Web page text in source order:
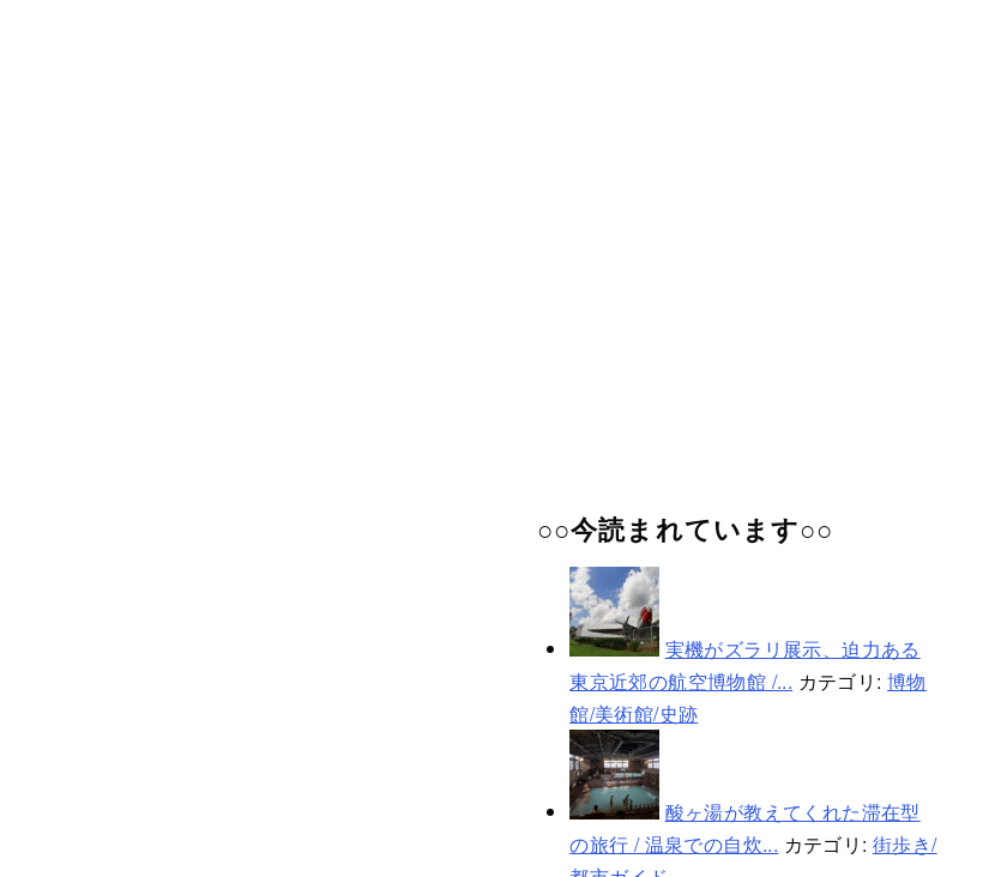
○○今読まれています○○
実機がズラリ展示、迫力ある
東京近郊の航空博物館 /... カテゴリ: 博物
館/美術館/史跡
酸ヶ湯が教えてくれた滞在型
の旅行 / 温泉での自炊... カテゴリ: 街歩き/